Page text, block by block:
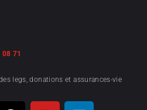
71
legs, donations et assurances-vie